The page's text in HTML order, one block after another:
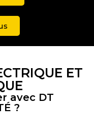
ET
avec DT
?